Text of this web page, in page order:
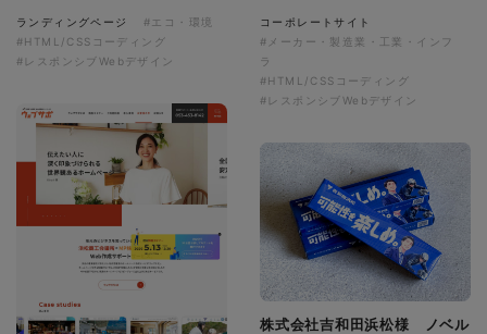
ランディングページ
#エコ・環境
#HTML/CSSコーディング
#レスポンシブWebデザイン
コーポレートサイト
#メーカー・製造業・工業・インフ
ラ
#HTML/CSSコーディング
#レスポンシブWebデザイン
株式会社吉和田浜松様 ノベル